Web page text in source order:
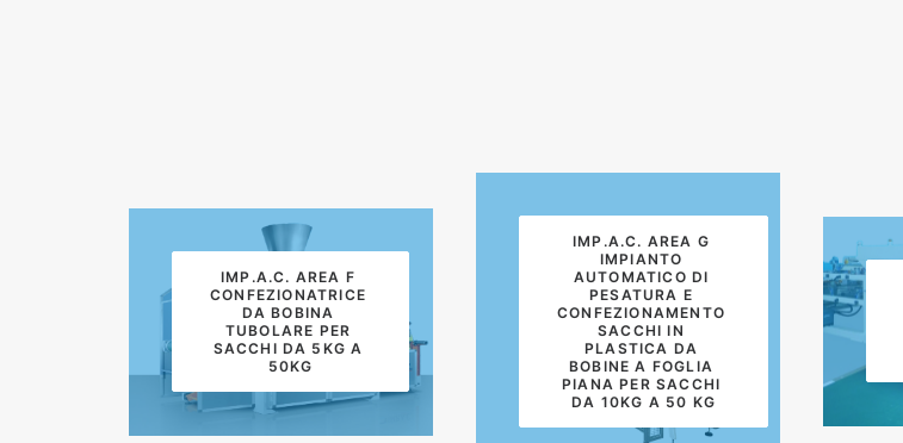
IMP.A.C. AREA F
CONFEZIONATRICE
DA BOBINA
TUBOLARE PER
SACCHI DA 5KG A
50KG
IMP.A.C. AREA G
IMPIANTO
AUTOMATICO DI
PESATURA E
CONFEZIONAMENTO
SACCHI IN
PLASTICA DA
BOBINE A FOGLIA
PIANA PER SACCHI
DA 10KG A 50 KG